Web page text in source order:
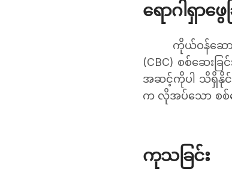
ရောဂါရှာဖွေ
ကိုယ်ဝန်ဆော
(CBC) စစ်ဆေးခြ
အဆင့်ကိုပါ သိရှိနိုင်
က လိုအပ်သော စစ်
ကုသခြင်း